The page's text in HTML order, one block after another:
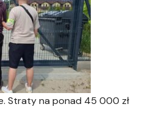
Straty na ponad 45 000 zł